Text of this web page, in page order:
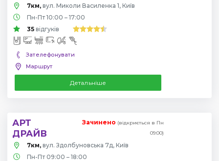
7км, вул. Миколи Василенка 1, Київ
Пн-Пт 10:00 – 17:00
35 відгуків
Зателефонувати
Маршрут
Детальніше
АРТ
ДРАЙВ
Зачинено (відкриється в Пн
09:00)
7км, вул. Здолбуновська 7д, Київ
Пн-Пт 09:00 – 18:00